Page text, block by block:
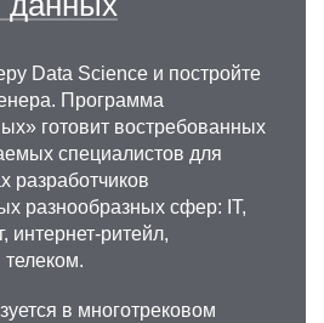
Data Science и постройте
Программа
готовит востребованных
специалистов для
разработчиков
разнообразных сфер: IT,
интернет-ритейл,
в многотрековом